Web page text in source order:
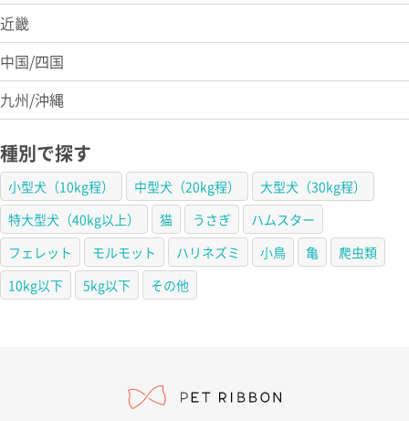
近畿
中国/四国
九州/沖縄
種別で探す
小型犬（10kg程） 中型犬（20kg程）
大型犬（30kg程）
特大型犬（40kg以上）
猫 うさぎ
ハムスター
フェレット
モルモット ハリネズミ 小鳥 亀
爬虫類
10kg以下
5kg以下 その他